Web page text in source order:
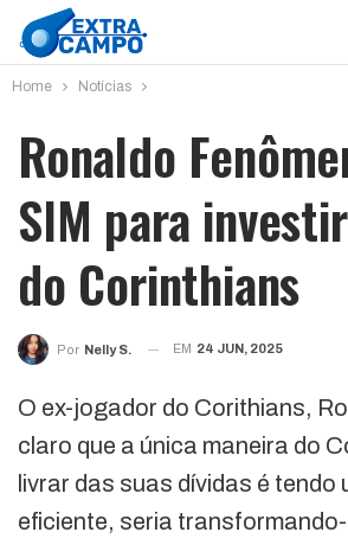
Home Notícias
Ronaldo
SIM para
do Corinthians
Por Nelly S. EM 24 JUN, 2025
O ex-jogador do Corithians,
claro que a única maneira do
livrar das suas dívidas é tendo
eficiente, seria